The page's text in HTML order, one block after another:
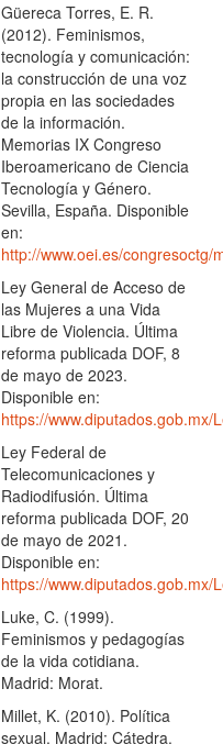
Güereca Torres, E. R.
(2012). Feminismos,
tecnología y comunicación:
la construcción de una voz
propia en las sociedades
de la información.
Memorias IX Congreso
Iberoamericano de Ciencia
Tecnología y Género.
Sevilla, España. Disponible
en:
http://www.oei.es/congresoctg/
Ley General de Acceso de
las Mujeres a una Vida
Libre de Violencia. Última
reforma publicada DOF, 8
de mayo de 2023.
Disponible en:
https://www.diputados.gob.mx/
Ley Federal de
Telecomunicaciones y
Radiodifusión. Última
reforma publicada DOF, 20
de mayo de 2021.
Disponible en:
https://www.diputados.gob.mx/
Luke, C. (1999).
Feminismos y pedagogías
de la vida cotidiana.
Madrid: Morat.
Millet, K. (2010). Política
sexual. Madrid: Cátedra.